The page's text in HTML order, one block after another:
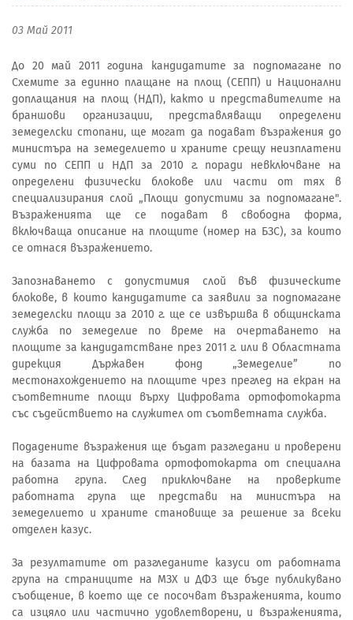
03 Май 2011
До 20 май 2011 година кандидатите за подпомагане по
Схемите за единно плащане на площ (СЕПП) и Национални
доплащания на площ (НДП), както и представителите на
браншови организации, представляващи определени
земеделски стопани, ще могат да подават възражения до
министъра на земеделието и храните срещу неизплатени
суми по СЕПП и НДП за 2010 г. поради невключване на
определени физически блокове или части от тях в
специализирания слой „Площи допустими за подпомагане".
Възраженията ще се подават в свободна форма,
включваща описание на площите (номер на БЗС), за които
се отнася възражението.
Запознаването с допустимия слой във физическите
блокове, в които кандидатите са заявили за подпомагане
земеделски площи за 2010 г. ще се извършва в общинската
служба по земеделие по време на очертаването на
площите за кандидатстване през 2011 г. или в Областната
дирекция Държавен фонд „Земеделие” по
местонахождението на площите чрез преглед на екран на
съответните площи върху Цифровата ортофотокарта
със съдействието на служител от съответната служба.
Подадените възражения ще бъдат разгледани и проверени
на базата на Цифровата ортофотокарта от специална
работна група. След приключване на проверките
работната група ще представи на министъра на
земеделието и храните становище за решение за всеки
отделен казус.
За резултатите от разгледаните казуси от работната
група на страниците на МЗХ и ДФЗ ще бъде публикувано
съобщение, в което ще се посочват възраженията, които
са изцяло или частично удовлетворени, и възраженията,